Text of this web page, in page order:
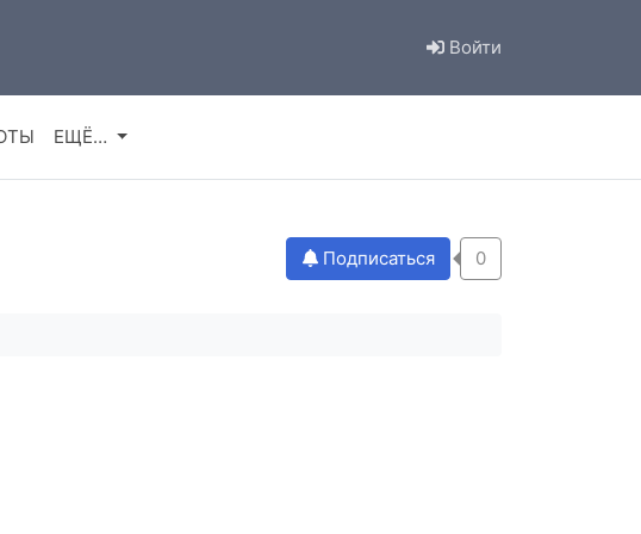
Войти
ЕЩЁ…
Подписаться 0